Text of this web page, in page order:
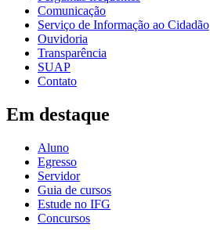
Comunicação
Serviço de Informação ao Cidadão
Ouvidoria
Transparência
SUAP
Contato
Em destaque
Aluno
Egresso
Servidor
Guia de cursos
Estude no IFG
Concursos